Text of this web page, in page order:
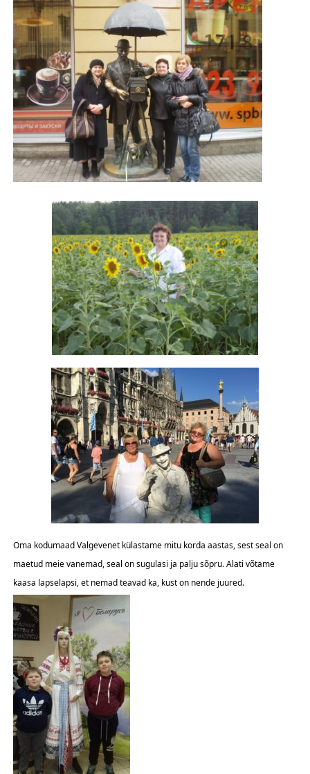
Oma kodumaad Valgevenet külastame mitu korda aastas, sest seal on
maetud meie vanemad, seal on sugulasi ja palju sõpru. Alati võtame
kaasa lapselapsi, et nemad teavad ka, kust on nende juured.